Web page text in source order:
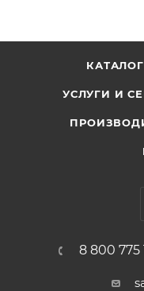
КАТАЛОГ
УСЛУГИ И
8 800 775